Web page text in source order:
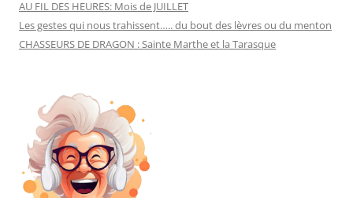
AU FIL DES HEURES: Mois de JUILLET
Les gestes qui nous trahissent….. du bout des lèvres ou du menton
CHASSEURS DE DRAGON : Sainte Marthe et la Tarasque